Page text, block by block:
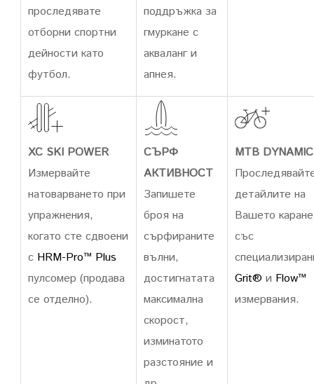
проследявате
отборни спортни
дейности като
футбол.
поддръжка за
гмуркане с
акваланг и
апнея.
XC SKI POWER
Измервайте
натоварването при
упражнения,
когато сте сдвоени
с HRM-Pro™ Plus
пулсомер (продава
се отделно).
СЪРФ
АКТИВНОСТ
Запишете
броя на
сърфираните
вълни,
достигнатата
максимална
скорост,
изминатото
разстояние и
MTB
детайлите на
Вашето каране
със
Grit® и Flow™
измервания.